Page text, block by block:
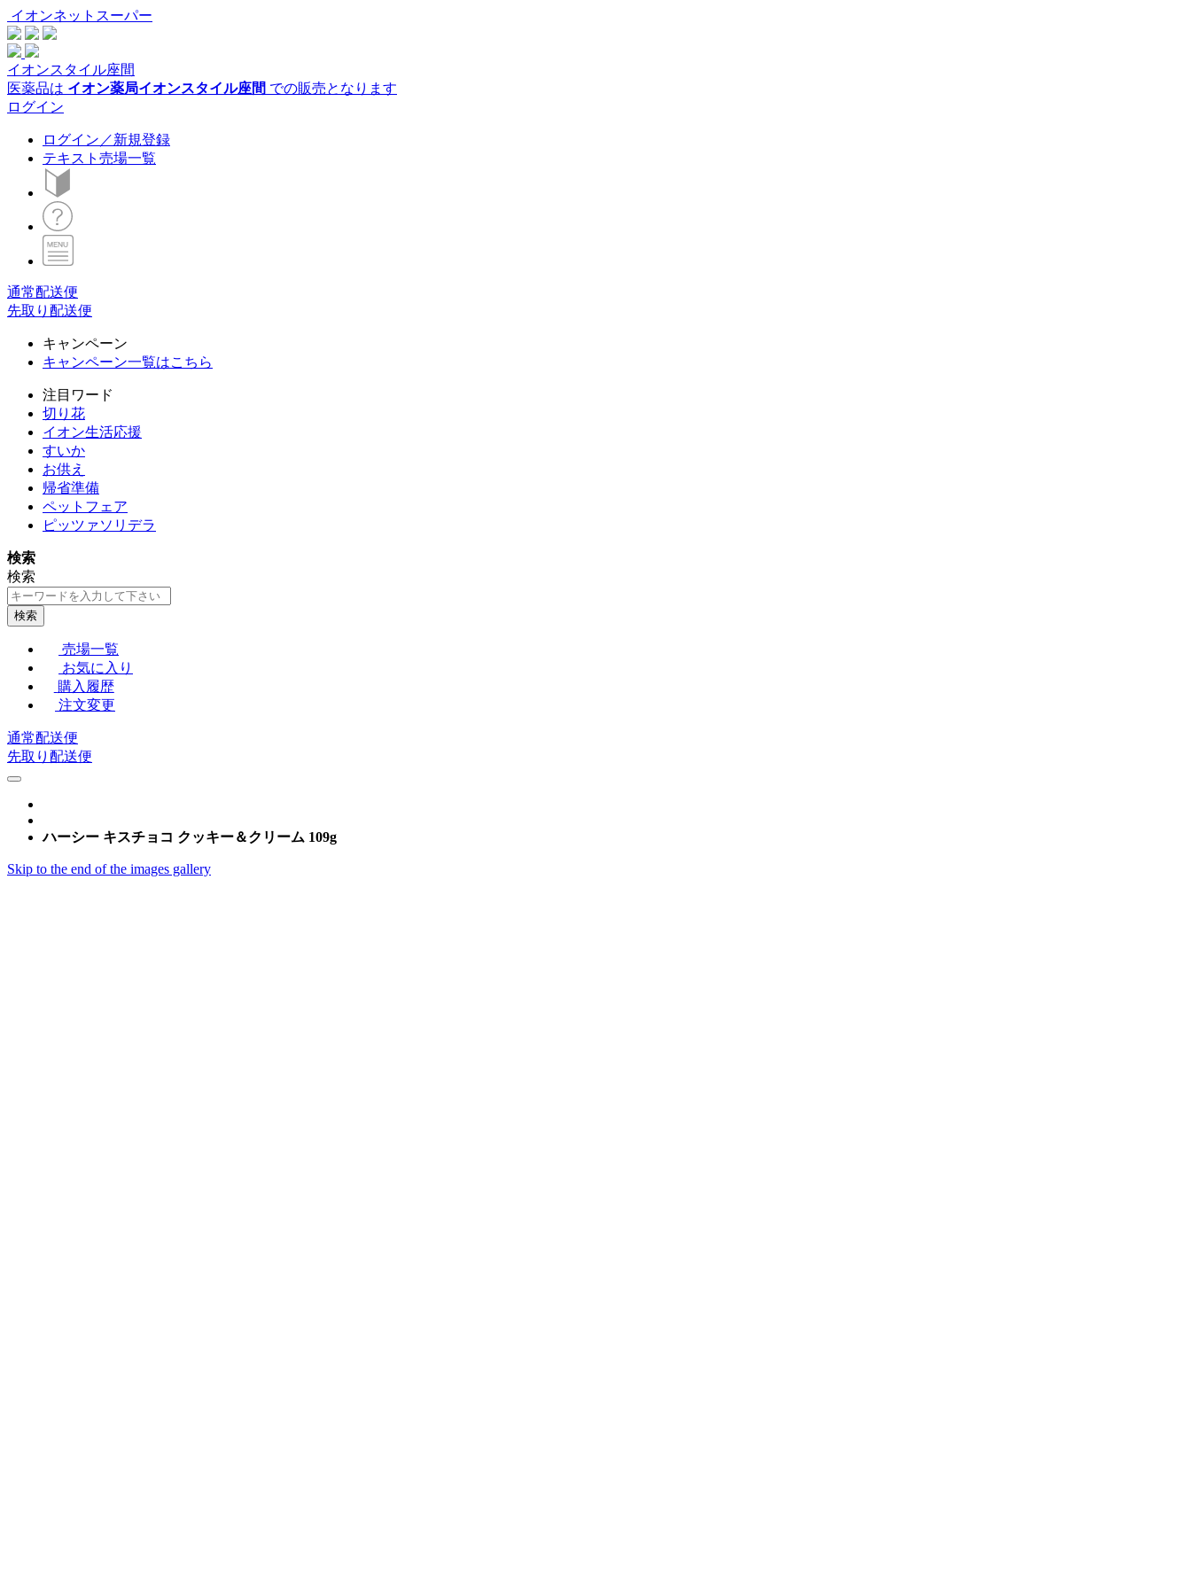
イオンネットスーパー
イオンスタイル座間
医薬品は イオン薬局イオンスタイル座間 での販売となります
ログイン
ログイン／新規登録
テキスト売場一覧
通常配送便
先取り配送便
キャンペーン
キャンペーン一覧はこちら
注目ワード
切り花
イオン生活応援
すいか
お供え
帰省準備
ペットフェア
ピッツァソリデラ
検索
検索
検索
売場一覧
お気に入り
購入履歴
注文変更
通常配送便
先取り配送便
ハーシー キスチョコ クッキー＆クリーム 109g
Skip to the end of the images gallery